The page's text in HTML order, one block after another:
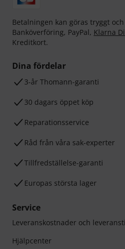
Betalningen kan göras tryggt
Banköverföring, PayPal, Klarna
Kreditkort.
Dina fördelar
3-år Thomann-garanti
30 dagars öppet köp
Reparationsservice
Råd från våra sak-experter
Tillfredställelse-garanti
Europas största lager
Service
Leveranskostnader och
Hjälpcenter